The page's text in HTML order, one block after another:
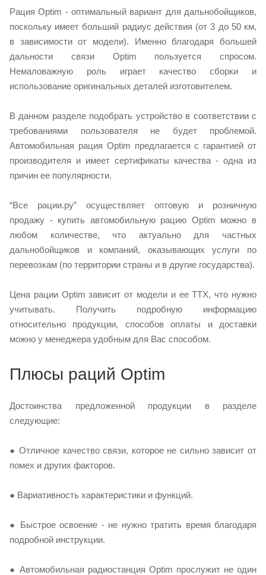
Рация Optim - оптимальный вариант для дальнобойщиков,
поскольку имеет больший радиус действия (от 3 до 50 км,
в зависимости от модели). Именно благодаря большей
дальности связи Optim пользуется спросом.
Немаловажную роль играет качество сборки и
использование оригинальных деталей изготовителем.
В данном разделе подобрать устройство в соответствии с
требованиями пользователя не будет проблемой.
Автомобильная рация Optim предлагается с гарантией от
производителя и имеет сертификаты качества - одна из
причин ее популярности.
“Все рации.ру” осуществляет оптовую и розничную
продажу - купить автомобильную рацию Optim можно в
любом количестве, что актуально для частных
дальнобойщиков и компаний, оказывающих услуги по
перевозкам (по территории страны и в другие государства).
Цена рации Optim зависит от модели и ее ТТХ, что нужно
учитывать. Получить подробную информацию
относительно продукции, способов оплаты и доставки
можно у менеджера удобным для Вас способом.
Плюсы раций Optim
Достоинства предложенной продукции в разделе
следующие:
● Отличное качество связи, которое не сильно зависит от
помех и других факторов.
● Вариативность характеристики и функций.
● Быстрое освоение - не нужно тратить время благодаря
подробной инструкции.
● Автомобильная радиостанция Optim прослужит не один